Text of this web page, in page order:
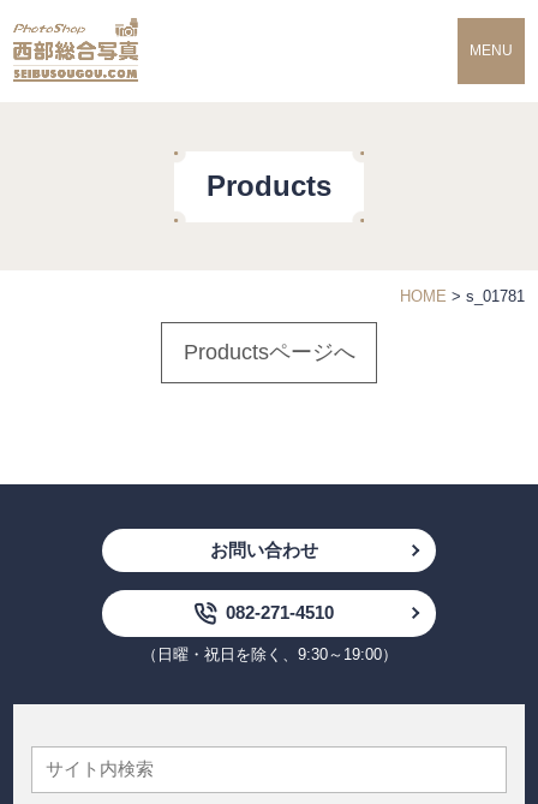
MENU
Products
HOME > s_01781
Productsページへ
お問い合わせ
082-271-4510
（日曜・祝日を除く、9:30～19:00）